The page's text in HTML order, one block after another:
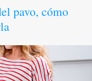
pavo, cómo